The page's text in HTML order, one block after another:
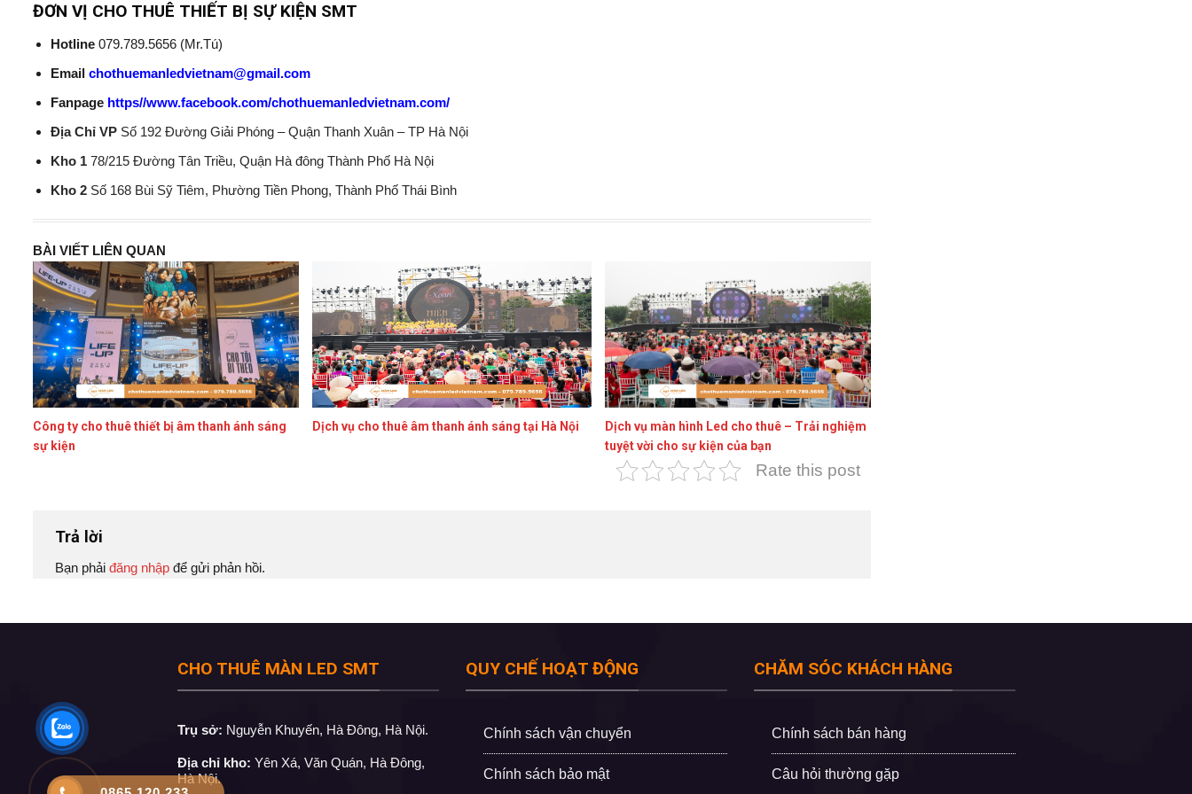
ĐƠN VỊ CHO THUÊ THIẾT BỊ SỰ KIỆN SMT
Hotline079.789.5656 (Mr.Tú)
Email chothuemanledvietnam@gmail.com
Fanpage https//www.facebook.com/chothuemanledvietnam.com/
Địa Chỉ VPSố 192 Đường Giải Phóng – Quận Thanh Xuân – TP Hà Nội
Kho 178/215 Đường Tân Triều, Quận Hà đông Thành Phố Hà Nội
Kho 2Số 168 Bùi Sỹ Tiêm, Phường Tiền Phong, Thành Phố Thái Bình
BÀI VIẾT LIÊN QUAN
Công ty cho thuê thiết bị âm thanh ánh sáng
sự kiện
Dịch vụ cho thuê âm thanh ánh sáng tại Hà Nội
Dịch vụ màn hình Led cho thuê – Trải nghiệm
tuyệt vời cho sự kiện của bạn
Rate this post
Trả lời
Bạn phải đăng nhập để gửi phản hồi.
CHO THUÊ MÀN LED SMT
Trụ sở: Nguyễn Khuyến, Hà Đông, Hà Nội.
Địa chỉ kho: Yên Xá, Văn Quán, Hà Đông,
Hà Nội.
QUY CHẾ HOẠT ĐỘNG
Chính sách vận chuyển
Chính sách bảo mật
CHĂM SÓC KHÁCH HÀNG
Chính sách bán hàng
Câu hỏi thường gặp